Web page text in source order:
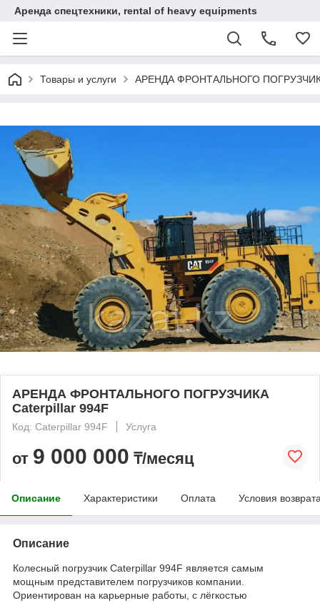
Аренда спецтехники, rental of heavy equipments
Товары и услуги АРЕНДА ФРОНТАЛЬНОГО
АРЕНДА ФРОНТАЛЬНОГО ПОГРУЗЧИКА
Caterpillar 994F
Код: Caterpillar 994F Услуга
от 9 000 000 ₸/месяц
Описание Характеристики Оплата Условия
Описание
Колесный погрузчик Caterpillar 994F является самым
мощным представителем погрузчиков компании.
Ориентирован на карьерные работы, с лёгкостью